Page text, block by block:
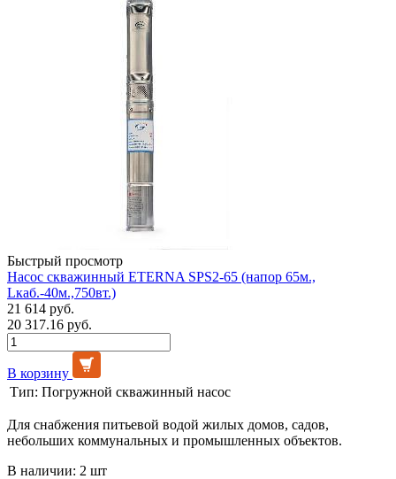
Быстрый просмотр
Насос скважинный ETERNA SPS2-65 (напор 65м.,
Lкаб.-40м.,750вт.)
21 614 руб.
20 317.16 руб.
В корзину
Тип: Погружной скважинный насос
Для снабжения питьевой водой жилых домов, садов,
небольших коммунальных и промышленных объектов.
В наличии: 2 шт